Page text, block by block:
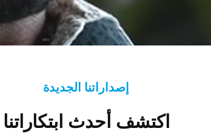
إصداراتنا الجديدة
اكتشف أحدث ابتكاراتنا